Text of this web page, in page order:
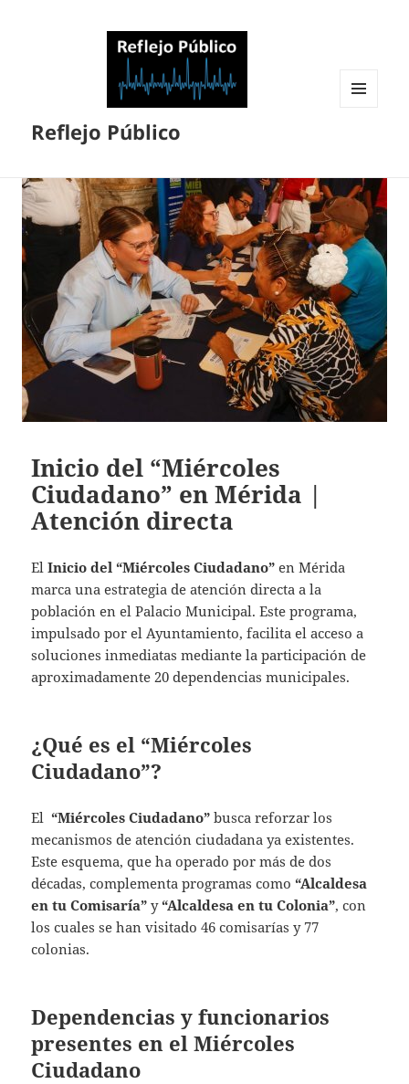
Reflejo Público
Inicio del “Miércoles
Ciudadano” en Mérida |
Atención directa
ElInicio del “Miércoles Ciudadano” en Mérida
marca una estrategia de atención directa a la
población en el Palacio Municipal. Este programa,
impulsado por el Ayuntamiento, facilita el acceso a
soluciones inmediatas mediante la participación de
aproximadamente 20 dependencias municipales.
¿Qué es el “Miércoles
Ciudadano”?
El “Miércoles Ciudadano” busca reforzar los
mecanismos de atención ciudadana ya existentes.
Este esquema, que ha operado por más de dos
décadas, complementa programas como“Alcaldesa
en tu Comisaría” y“Alcaldesa en tu Colonia”, con
los cuales se han visitado 46 comisarías y 77
colonias.
Dependencias y funcionarios
presentes en el Miércoles
Ciudadano